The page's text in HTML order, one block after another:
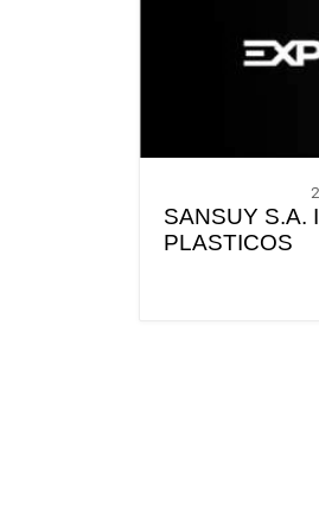
SANSUY S.A.
PLASTICOS